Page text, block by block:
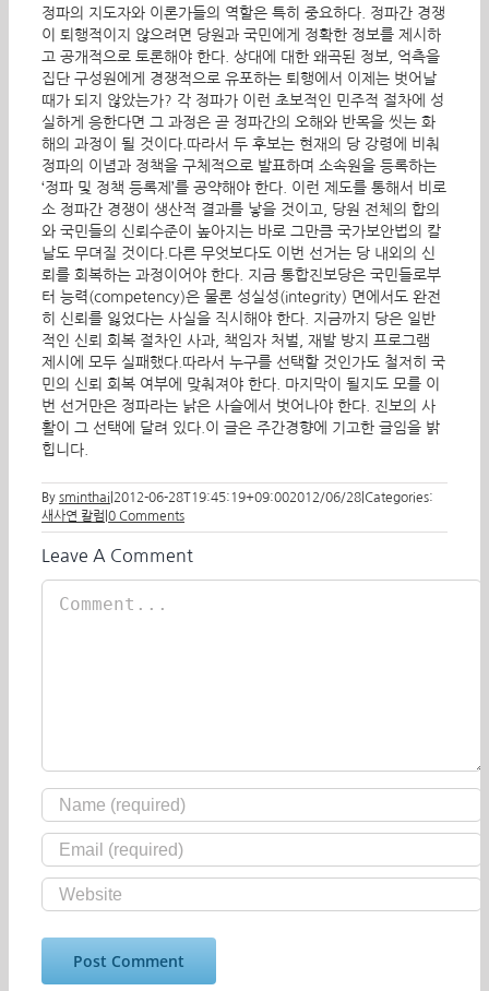
정파의 지도자와 이론가들의 역할은 특히 중요하다. 정파간 경쟁
이 퇴행적이지 않으려면 당원과 국민에게 정확한 정보를 제시하
고 공개적으로 토론해야 한다. 상대에 대한 왜곡된 정보, 억측을
집단 구성원에게 경쟁적으로 유포하는 퇴행에서 이제는 벗어날
때가 되지 않았는가? 각 정파가 이런 초보적인 민주적 절차에 성
실하게 응한다면 그 과정은 곧 정파간의 오해와 반목을 씻는 화
해의 과정이 될 것이다.따라서 두 후보는 현재의 당 강령에 비춰
정파의 이념과 정책을 구체적으로 발표하며 소속원을 등록하는
‘정파 및 정책 등록제’를 공약해야 한다. 이런 제도를 통해서 비로
소 정파간 경쟁이 생산적 결과를 낳을 것이고, 당원 전체의 합의
와 국민들의 신뢰수준이 높아지는 바로 그만큼 국가보안법의 칼
날도 무뎌질 것이다.다른 무엇보다도 이번 선거는 당 내외의 신
뢰를 회복하는 과정이어야 한다. 지금 통합진보당은 국민들로부
터 능력(competency)은 물론 성실성(integrity) 면에서도 완전
히 신뢰를 잃었다는 사실을 직시해야 한다. 지금까지 당은 일반
적인 신뢰 회복 절차인 사과, 책임자 처벌, 재발 방지 프로그램
제시에 모두 실패했다.따라서 누구를 선택할 것인가도 철저히 국
민의 신뢰 회복 여부에 맞춰져야 한다. 마지막이 될지도 모를 이
번 선거만은 정파라는 낡은 사슬에서 벗어나야 한다. 진보의 사
활이 그 선택에 달려 있다.이 글은 주간경향에 기고한 글임을 밝
힙니다.
By sminthai 2012-06-28T19:45:19+09:002012/06/28 Categories:
새사연 칼럼 0 Comments
Leave A Comment